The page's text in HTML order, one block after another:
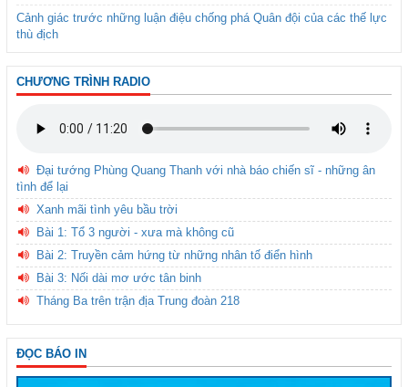
Cảnh giác trước những luận điệu chống phá Quân đội của các thế lực
thù địch
CHƯƠNG TRÌNH RADIO
Đại tướng Phùng Quang Thanh với nhà báo chiến sĩ - những ân
tình để lại
Xanh mãi tình yêu bầu trời
Bài 1: Tổ 3 người - xưa mà không cũ
Bài 2: Truyền cảm hứng từ những nhân tố điển hình
Bài 3: Nối dài mơ ước tân binh
Tháng Ba trên trận địa Trung đoàn 218
ĐỌC BÁO IN